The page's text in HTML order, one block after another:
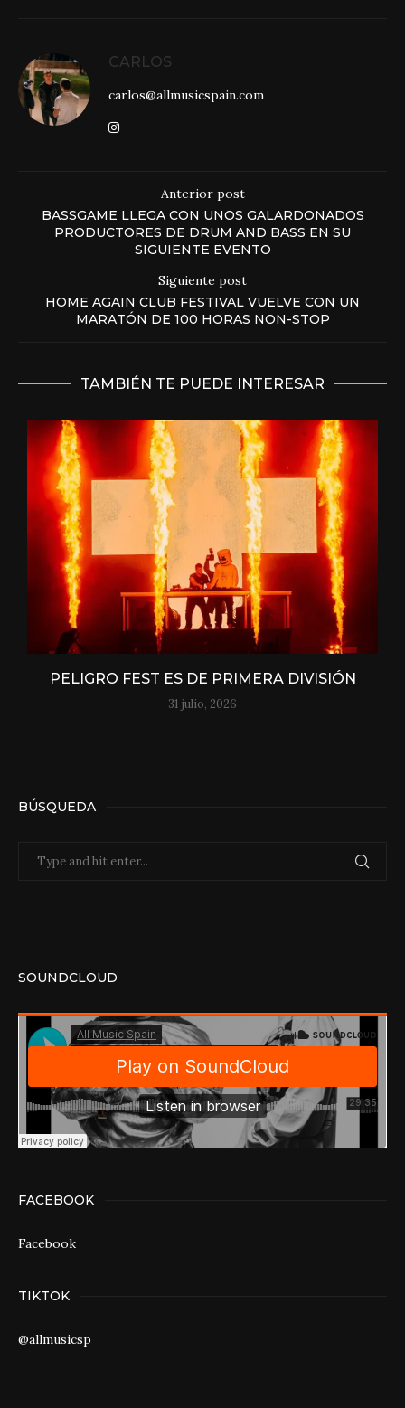
CARLOS
carlos@allmusicspain.com
Anterior post
BASSGAME LLEGA CON UNOS GALARDONADOS
PRODUCTORES DE DRUM AND BASS EN SU
SIGUIENTE EVENTO
Siguiente post
HOME AGAIN CLUB FESTIVAL VUELVE CON UN
MARATÓN DE 100 HORAS NON-STOP
TAMBIÉN TE PUEDE INTERESAR
PELIGRO FEST ES DE PRIMERA DIVISIÓN
31 julio, 2026
BÚSQUEDA
SOUNDCLOUD
FACEBOOK
Facebook
TIKTOK
@allmusicsp